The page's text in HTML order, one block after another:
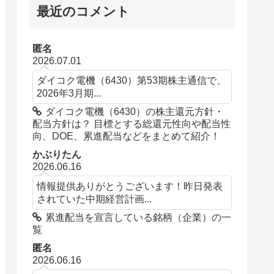
最近のコメント
匿名
2026.07.01
ダイコク電機（6430）第53期株主通信で、
2026年3月期...
ダイコク電機（6430）の株主還元方針・
配当方針は？ 目標とする総還元性向や配当性
向、DOE、累進配当などをまとめて紹介！
かぶりたん
2026.06.16
情報提供ありがとうございます！昨日発表
されていた中期経営計画...
累進配当を宣言している銘柄（企業）の一
覧
匿名
2026.06.16